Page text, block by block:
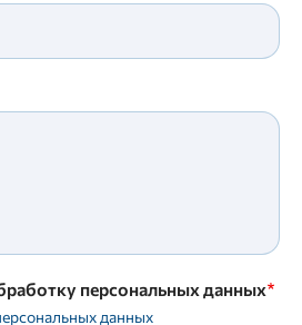
персональных данных
данных